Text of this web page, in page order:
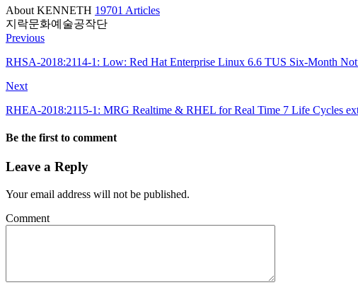
About KENNETH 19701 Articles
지락문화예술공작단
Previous
RHSA-2018:2114-1: Low: Red Hat Enterprise Linux 6.6 TUS Six-Month
Next
RHEA-2018:2115-1: MRG Realtime & RHEL for Real Time 7 Life Cycles
Be the first to comment
Leave a Reply
Your email address will not be published.
Comment